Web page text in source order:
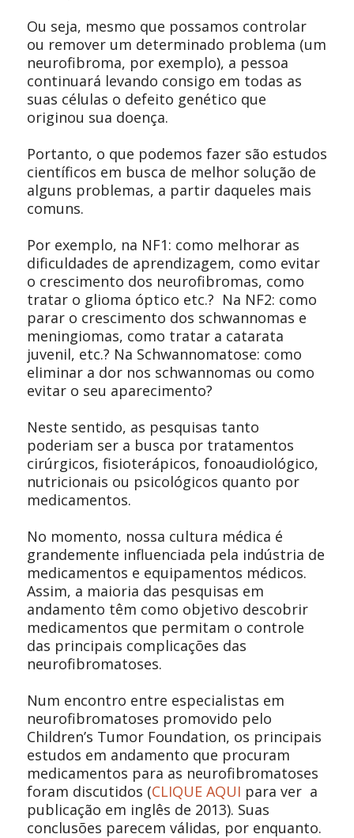
Ou seja, mesmo que possamos controlar
ou remover um determinado problema (um
neurofibroma, por exemplo), a pessoa
continuará levando consigo em todas as
suas células o defeito genético que
originou sua doença.
Portanto, o que podemos fazer são estudos
científicos em busca de melhor solução de
alguns problemas, a partir daqueles mais
comuns.
Por exemplo, na NF1: como melhorar as
dificuldades de aprendizagem, como evitar
o crescimento dos neurofibromas, como
tratar o glioma óptico etc.? Na NF2: como
parar o crescimento dos schwannomas e
meningiomas, como tratar a catarata
juvenil, etc.? Na Schwannomatose: como
eliminar a dor nos schwannomas ou como
evitar o seu aparecimento?
Neste sentido, as pesquisas tanto
poderiam ser a busca por tratamentos
cirúrgicos, fisioterápicos, fonoaudiológico,
nutricionais ou psicológicos quanto por
medicamentos.
No momento, nossa cultura médica é
grandemente influenciada pela indústria de
medicamentos e equipamentos médicos.
Assim, a maioria das pesquisas em
andamento têm como objetivo descobrir
medicamentos que permitam o controle
das principais complicações das
neurofibromatoses.
Num encontro entre especialistas em
neurofibromatoses promovido pelo
Children’s Tumor Foundation, os principais
estudos em andamento que procuram
medicamentos para as neurofibromatoses
foram discutidos (CLIQUE AQUI para ver a
publicação em inglês de 2013). Suas
conclusões parecem válidas, por enquanto.